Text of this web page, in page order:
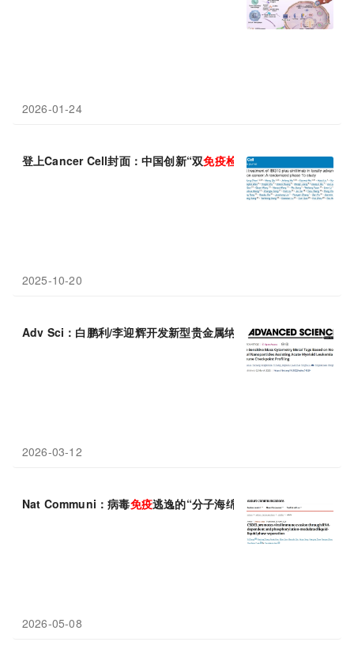
2026-01-24
登上Cancer Cell封面：中国创新“双免疫检查点抑制”疗法，改变
2025-10-20
Adv Sci：白鹏利/李迎辉开发新型贵金属纳米颗粒标签，大幅提升
2026-03-12
Nat Communi：病毒免疫逃逸的“分子海绵”，山东大学高成江等
2026-05-08